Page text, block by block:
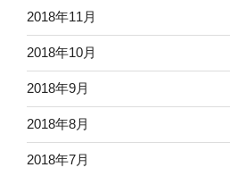
2018年11月
2018年10月
2018年9月
2018年8月
2018年7月